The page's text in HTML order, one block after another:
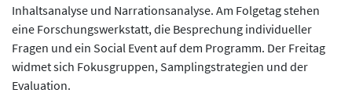
Inhaltsanalyse und Narrationsanalyse. Am Folgetag stehen
eine Forschungswerkstatt, die Besprechung individueller
Fragen und ein Social Event auf dem Programm. Der Freitag
widmet sich Fokusgruppen, Samplingstrategien und der
Evaluation.